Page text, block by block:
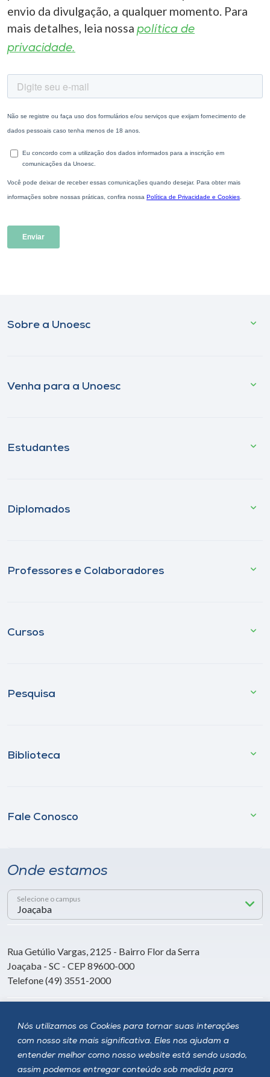
Nós utilizamos os Cookies para tornar suas interações
com nosso site mais significativa. Eles nos ajudam a
entender melhor como nosso website está sendo usado,
assim podemos entregar conteúdo sob medida para
envio da divulgação, a qualquer momento. Para
mais detalhes, leia nossa política de
privacidade.
Sobre a Unoesc
Venha para a Unoesc
Estudantes
Diplomados
Professores e Colaboradores
Cursos
Pesquisa
Biblioteca
Fale Conosco
Onde estamos
Selecione o campus
Rua Getúlio Vargas, 2125 - Bairro Flor da Serra
Joaçaba - SC - CEP 89600-000
Telefone (49) 3551-2000
Siga a Unoesc